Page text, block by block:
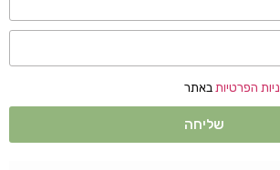
הפרטיותבאתר
שליחה